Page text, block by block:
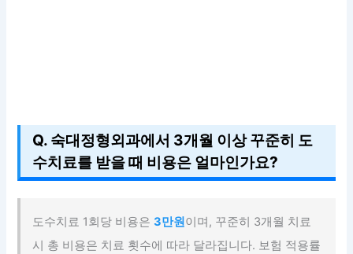
Q. 숙대정형외과에서 3개월 이상 꾸준히 도
수치료를 받을 때 비용은 얼마인가요?
도수치료 1회당 비용은3만원이며, 꾸준히 3개월 치료
시 총 비용은 치료 횟수에 따라 달라집니다. 보험 적용률